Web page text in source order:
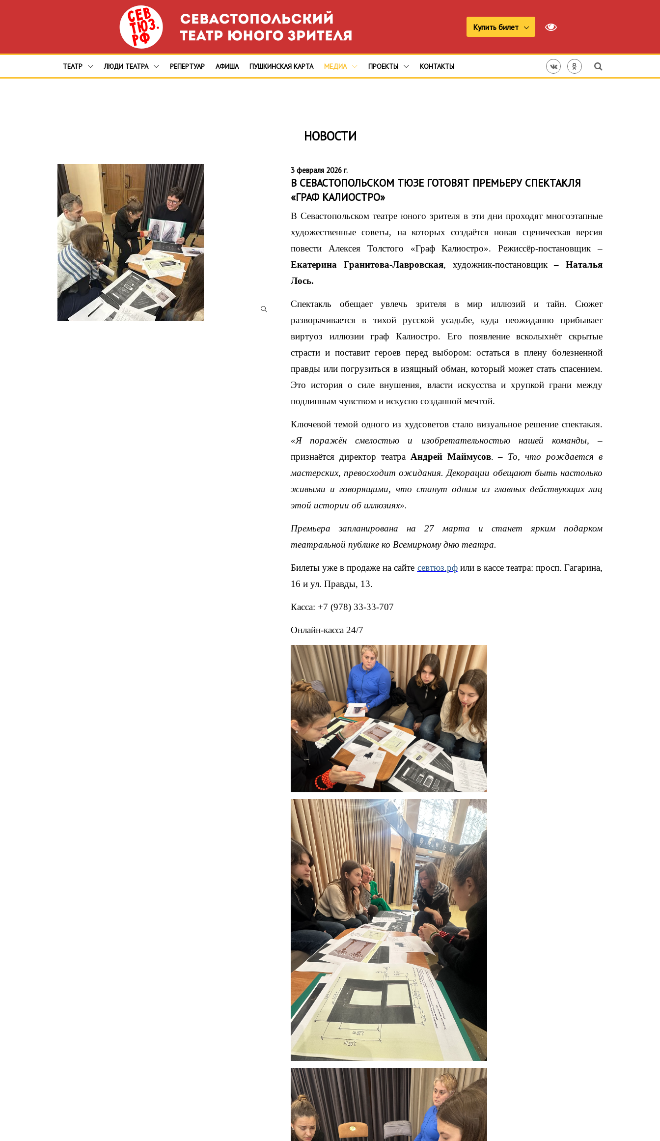
Купить билет
ТЕАТР ЛЮДИ ТЕАТРА РЕПЕРТУАР АФИША ПУШКИНСКАЯ КАРТА МЕДИА ПРОЕКТЫ КОНТАКТЫ
НОВОСТИ
3 февраля 2026 г.
В СЕВАСТОПОЛЬСКОМ ТЮЗЕ ГОТОВЯТ ПРЕМЬЕРУ СПЕКТАКЛЯ
«ГРАФ КАЛИОСТРО»
В Севастопольском театре юного зрителя в эти дни проходят многоэтапные
художественные советы, на которых создаётся новая сценическая версия
повести Алексея Толстого «Граф Калиостро». Режиссёр-постановщик –
Екатерина Гранитова-Лавровская, художник-постановщик– Наталья
Лось.
Спектакль обещает увлечь зрителя в мир иллюзий и тайн. Сюжет
разворачивается в тихой русской усадьбе, куда неожиданно прибывает
виртуоз иллюзии граф Калиостро. Его появление всколыхнёт скрытые
страсти и поставит героев перед выбором: остаться в плену болезненной
правды или погрузиться в изящный обман, который может стать спасением.
Это история о силе внушения, власти искусства и хрупкой грани между
подлинным чувством и искусно созданной мечтой.
Ключевой темой одного из худсоветов стало визуальное решение спектакля.
«Я поражён смелостью и изобретательностью нашей команды, –
признаётся директор театра Андрей Маймусов. – То, что рождается в
мастерских, превосходит ожидания. Декорации обещают быть настолько
живыми и говорящими, что станут одним из главных действующих лиц
этой истории об иллюзиях».
Премьера запланирована на 27 марта и станет ярким подарком
театральной публике ко Всемирному дню театра.
Билеты уже в продаже на сайте севтюз.рфили в кассе театра: просп. Гагарина,
16 и ул. Правды, 13.
Касса: +7 (978) 33-33-707
Онлайн-касса 24/7